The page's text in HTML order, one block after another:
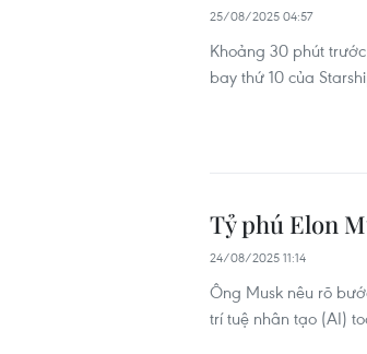
25/08/2025 04:57
Khoảng 30 phút
bay thứ 10 của
Tỷ phú Elon
24/08/2025 11:14
Ông Musk nêu rõ
trí tuệ nhân tạo (AI)